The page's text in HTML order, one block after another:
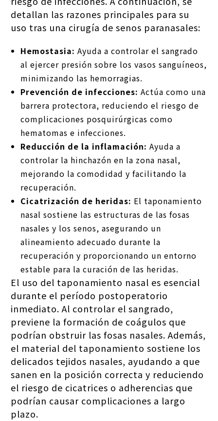
detallan las razones principales para su
uso tras una cirugía de senos paranasales:
Hemostasia: Ayuda a controlar el sangrado
al ejercer presión sobre los vasos sanguíneos,
minimizando las hemorragias.
Prevención de infecciones: Actúa como una
barrera protectora, reduciendo el riesgo de
complicaciones posquirúrgicas como
hematomas e infecciones.
Reducción de la inflamación: Ayuda a
controlar la hinchazón en la zona nasal,
mejorando la comodidad y facilitando la
recuperación.
Cicatrización de heridas: El taponamiento
nasal sostiene las estructuras de las fosas
nasales y los senos, asegurando un
alineamiento adecuado durante la
recuperación y proporcionando un entorno
estable para la curación de las heridas.
El uso del taponamiento nasal es esencial
durante el período postoperatorio
inmediato. Al controlar el sangrado,
previene la formación de coágulos que
podrían obstruir las fosas nasales. Además,
el material del taponamiento sostiene los
delicados tejidos nasales, ayudando a que
sanen en la posición correcta y reduciendo
el riesgo de cicatrices o adherencias que
podrían causar complicaciones a largo
plazo.